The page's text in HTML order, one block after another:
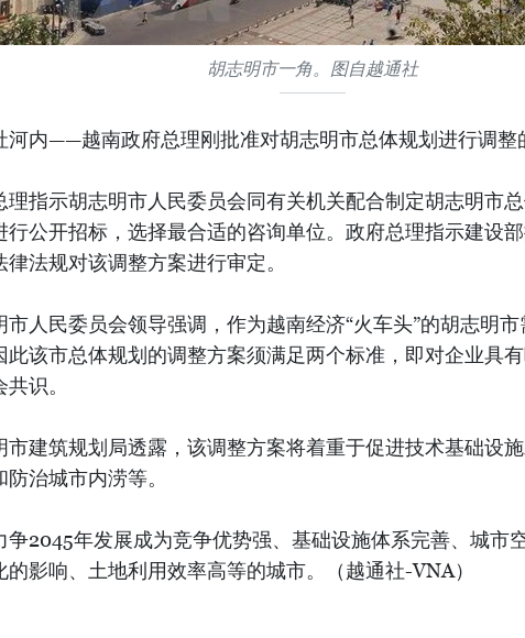
胡志明市一角。图自越通社
河内——越南政府总理刚批准对胡志明市总体规划进行调整
理指示胡志明市人民委员会同有关机关配合制定胡志明市
行公开招标，选择最合适的咨询单位。政府总理指示建设
律法规对该调整方案进行审定。
市人民委员会领导强调，作为越南经济“火车头”的胡志明
此该市总体规划的调整方案须满足两个标准，即对企业具
识。
市建筑规划局透露，该调整方案将着重于促进技术基础设
防治城市内涝等。
争2045年发展成为竞争优势强、基础设施体系完善、城市
的影响、土地利用效率高等的城市。（越通社-VNA）